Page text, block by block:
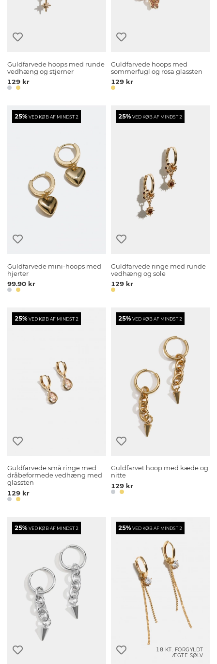
Guldfarvede hoops med runde
vedhæng og stjerner
129 kr
Guldfarvede hoops med
sommerfugl og rosa glassten
129 kr
25%VED KØB AF MINDST 2
Guldfarvede mini-hoops med
hjerter
99.90 kr
25%VED KØB AF MINDST 2
Guldfarvede ringe med runde
vedhæng og sole
129 kr
25%VED KØB AF MINDST 2
Guldfarvede små ringe med
dråbeformede vedhæng med
glassten
129 kr
25%VED KØB AF MINDST 2
Guldfarvet hoop med kæde og
nitte
129 kr
25%VED KØB AF MINDST 2 25%VED KØB AF MINDST 2
18 KT. FORGYLDT
ÆGTE SØLV